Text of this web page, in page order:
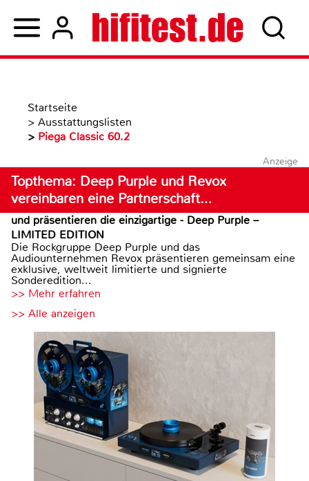
Startseite
> Ausstattungslisten
> Piega Classic 60.2
Anzeige
Topthema: Deep Purple und Revox
vereinbaren eine Partnerschaft…
und präsentieren die einzigartige - Deep Purple –
LIMITED EDITION
Die Rockgruppe Deep Purple und das
Audiounternehmen Revox präsentieren gemeinsam eine
exklusive, weltweit limitierte und signierte
Sonderedition...
>> Mehr erfahren
>> Alle anzeigen